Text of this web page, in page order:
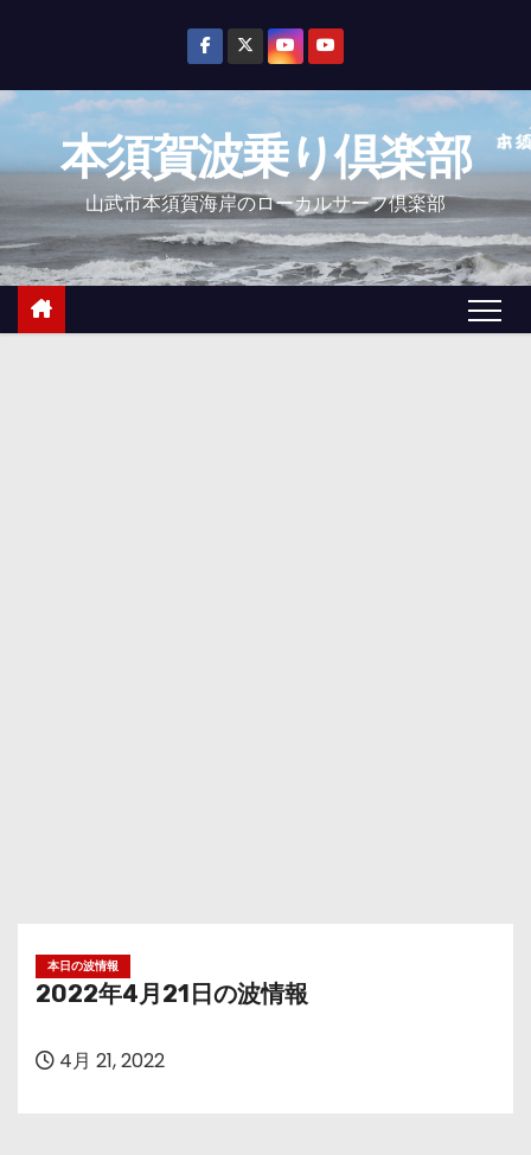
ン
へ
キ
ッ
本須賀波乗り倶楽部
山武市本須賀海岸のローカルサーフ倶楽部
本日の波情報
2022年4月21日の波情報
4月 21, 2022